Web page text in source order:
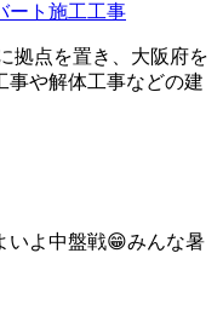
ート施工工事
拠点を置き、大阪府を
事や解体工事などの建
いよ中盤戦😁みんな暑